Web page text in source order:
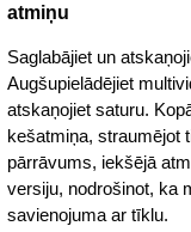
atmiņu
Saglabājiet un
Augšupielādējiet
atskaņojiet saturu.
kešatmiņa, straumējot
pārrāvums, iekšējā
versiju, nodrošinot, ka
savienojuma ar tīklu.